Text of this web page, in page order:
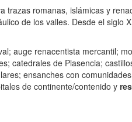
trazas romanas, islámicas y
de los valles. Desde el siglo
auge renacentista mercantil;
catedrales de Plasencia;
ensanches con
de continente/contenido y